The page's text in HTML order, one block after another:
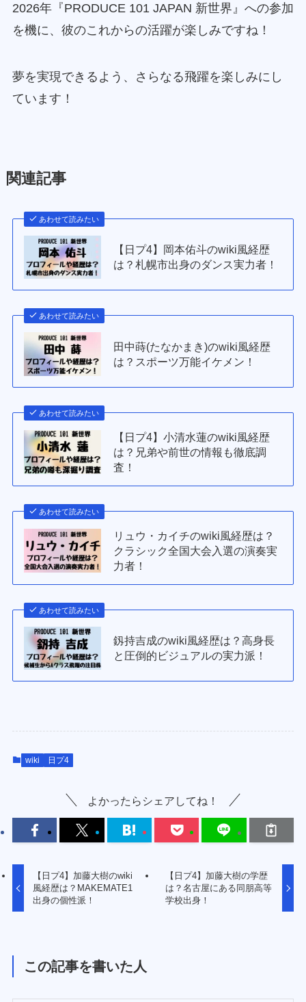
2026年『PRODUCE 101 JAPAN 新世界』への参加
を機に、彼のこれからの活躍が楽しみですね！
夢を実現できるよう、さらなる飛躍を楽しみにし
ています！
関連記事
あわせて読みたい
【日プ4】岡本佑斗のwiki風経歴
は？札幌市出身のダンス実力者！
あわせて読みたい
田中蒔(たなかまき)のwiki風経歴
は？スポーツ万能イケメン！
あわせて読みたい
【日プ4】小清水蓮のwiki風経歴
は？兄弟や前世の情報も徹底調
査！
あわせて読みたい
リュウ・カイチのwiki風経歴は？
クラシック全国大会入選の演奏実
力者！
あわせて読みたい
釼持吉成のwiki風経歴は？高身長
と圧倒的ビジュアルの実力派！
wiki 日プ4
よかったらシェアしてね！
【日プ4】加藤大樹のwiki
風経歴は？MAKEMATE1
出身の個性派！
【日プ4】加藤大樹の学歴
は？名古屋にある同朋高等
学校出身！
この記事を書いた人